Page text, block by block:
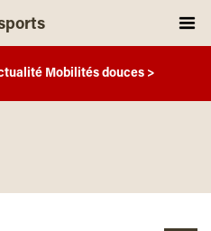
Mobilités douces >